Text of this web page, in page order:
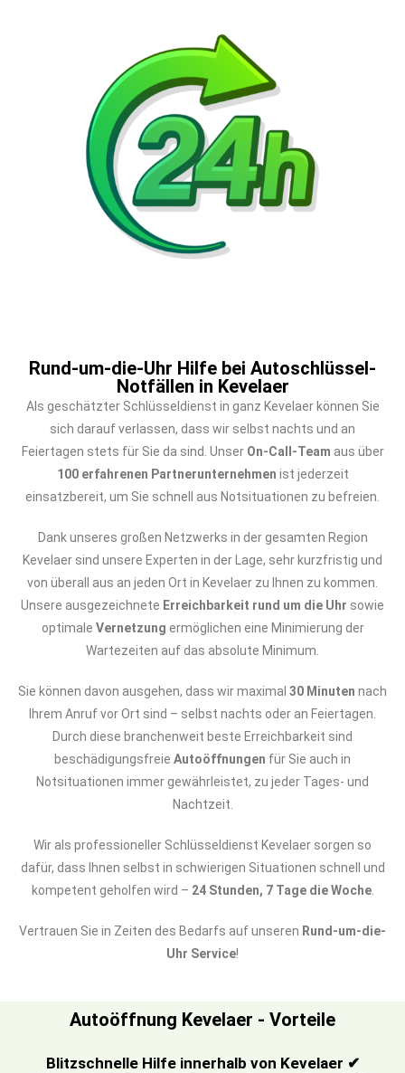
Rund-um-die-Uhr Hilfe bei Autoschlüssel-
Notfällen in Kevelaer
Als geschätzter Schlüsseldienst in ganz Kevelaer können Sie
sich darauf verlassen, dass wir selbst nachts und an
Feiertagen stets für Sie da sind. Unser On-Call-Team aus über
100 erfahrenen Partnerunternehmen ist jederzeit
einsatzbereit, um Sie schnell aus Notsituationen zu befreien.
Dank unseres großen Netzwerks in der gesamten Region
Kevelaer sind unsere Experten in der Lage, sehr kurzfristig und
von überall aus an jeden Ort in Kevelaer zu Ihnen zu kommen.
Unsere ausgezeichnete Erreichbarkeit rund um die Uhr sowie
optimale Vernetzung ermöglichen eine Minimierung der
Wartezeiten auf das absolute Minimum.
Sie können davon ausgehen, dass wir maximal 30 Minuten nach
Ihrem Anruf vor Ort sind – selbst nachts oder an Feiertagen.
Durch diese branchenweit beste Erreichbarkeit sind
beschädigungsfreie Autoöffnungen für Sie auch in
Notsituationen immer gewährleistet, zu jeder Tages- und
Nachtzeit.
Wir als professioneller Schlüsseldienst Kevelaer sorgen so
dafür, dass Ihnen selbst in schwierigen Situationen schnell und
kompetent geholfen wird – 24 Stunden, 7 Tage die Woche.
Vertrauen Sie in Zeiten des Bedarfs auf unseren Rund-um-die-
Uhr Service!
Autoöffnung Kevelaer - Vorteile
Blitzschnelle Hilfe innerhalb von Kevelaer ✔